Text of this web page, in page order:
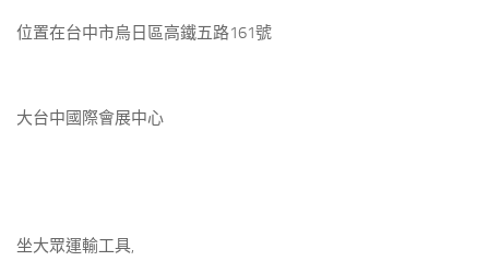
位置在台中市烏日區高鐵五路161號
大台中國際會展中心
坐大眾運輸工具,